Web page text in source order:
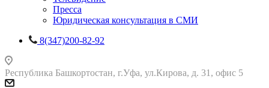
Пресса
Юридическая консультация в СМИ
8(347)200-82-92
Республика Башкортостан, г.Уфа, ул.Кирова, д. 31, офис 5